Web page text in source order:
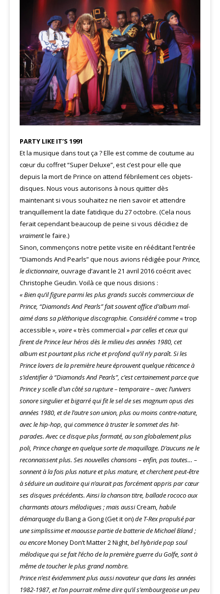
PARTY LIKE IT’S 1991
Et la musique dans tout ça ? Elle est comme de coutume au
cœur du coffret “Super Deluxe”, est c’est pour elle que
depuis la mort de Prince on attend fébrilement ces objets-
disques. Nous vous autorisons à nous quitter dès
maintenant si vous souhaitez ne rien savoir et attendre
tranquillement la date fatidique du 27 octobre. (Cela nous
ferait cependant beaucoup de peine si vous décidiez de
vraimentle faire.)
Sinon, commençons notre petite visite en rééditant l’entrée
“Diamonds And Pearls” que nous avions rédigée pourPrince,
le dictionnaire , ouvrage d’avant le 21 avril 2016 coécrit avec
Christophe Geudin. Voilà ce que nous disions :
« Bien qu’il figure parmi les plus grands succès commerciaux de
Prince, “Diamonds And Pearls” fait souvent office d’album mal-
aimé dans sa pléthorique discographie. Considéré comme « trop
accessible » , voire « très commercial »par celles et ceux qui
firent de Prince leur héros dès le milieu des années 1980, cet
album est pourtant plus riche et profond qu’il n’y paraît. Si les
Prince lovers de la première heure éprouvent quelque réticence à
s’identifier à “Diamonds And Pearls”, c’est certainement parce que
Prince y scelle d’un côté sa rupture – temporaire – avec l’univers
sonore singulier et bigarré qui fit le sel de ses magnum opus des
années 1980, et de l’autre son union, plus ou moins contre-nature,
avec le hip-hop, qui commence à truster le sommet des hit-
parades. Avec ce disque plus formaté, au son globalement plus
poli, Prince change en quelque sorte de maquillage. D’aucuns ne le
reconnaissent plus. Ses nouvelles chansons – enfin, pas toutes… –
sonnent à la fois plus nature et plus mature, et cherchent peut-être
à séduire un auditoire qui n’aurait pas forcément appris par cœur
ses disques précédents. Ainsi la chanson titre, ballade rococo aux
charmants atours mélodiques ; mais aussiCream habile
démarquage duBang a Gong (Get it on)de T-Rex propulsé par
une simplissime et maousse partie de batterie de Michael Bland ;
ou encoreMoney Don’t Matter 2 Night, bel hybride pop soul
mélodique qui se fait l’écho de la première guerre du Golfe, sont à
même de toucher le plus grand nombre.
Prince n’est évidemment plus aussi novateur que dans les années
1982-1987, et l’on pourrait même dire qu’il s’embourgeoise un peu